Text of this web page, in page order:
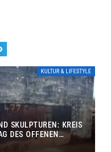
KULTUR & LIFESTYLE
SKULPTUREN: KREIS
DES OFFENEN